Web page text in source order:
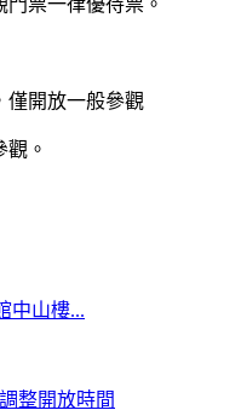
。
中山樓...
整開放時間